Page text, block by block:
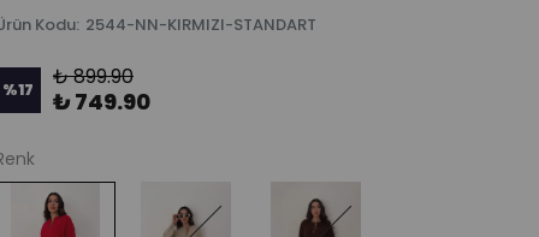
Kodu: 2544-NN-KIRMIZI-STANDART
%17 ₺ 899.90
₺ 749.90